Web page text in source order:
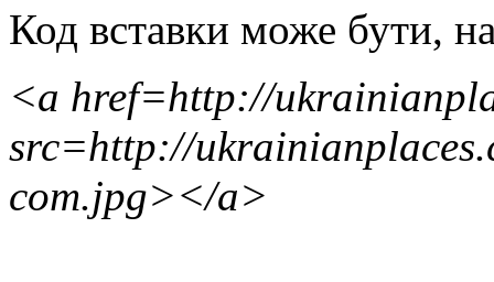
Код вставки може бути,
<a href=http://
src=http://
com.jpg></a>